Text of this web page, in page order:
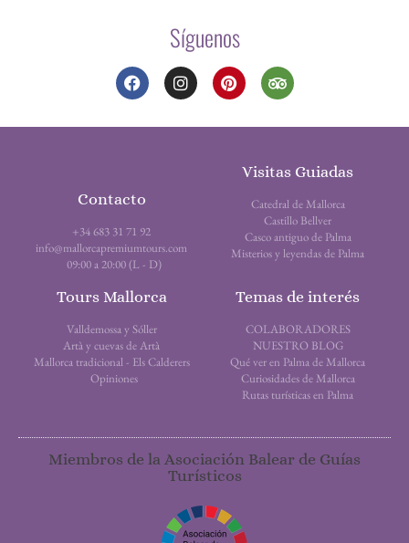
Síguenos
Contacto
+34 683 31 71 92
info@mallorcapremiumtours.com
09:00 a 20:00 (L - D)
Visitas Guiadas
Catedral de Mallorca
Castillo Bellver
Casco antiguo de Palma
Misterios y leyendas de Palma
Tours Mallorca
Valldemossa y Sóller
Artà y cuevas de Artà
Mallorca tradicional - Els Calderers
Opiniones
Temas de interés
COLABORADORES
NUESTRO BLOG
Qué ver en Palma de Mallorca
Curiosidades de Mallorca
Rutas turísticas en Palma
Miembros de la Asociación Balear de Guías
Turísticos